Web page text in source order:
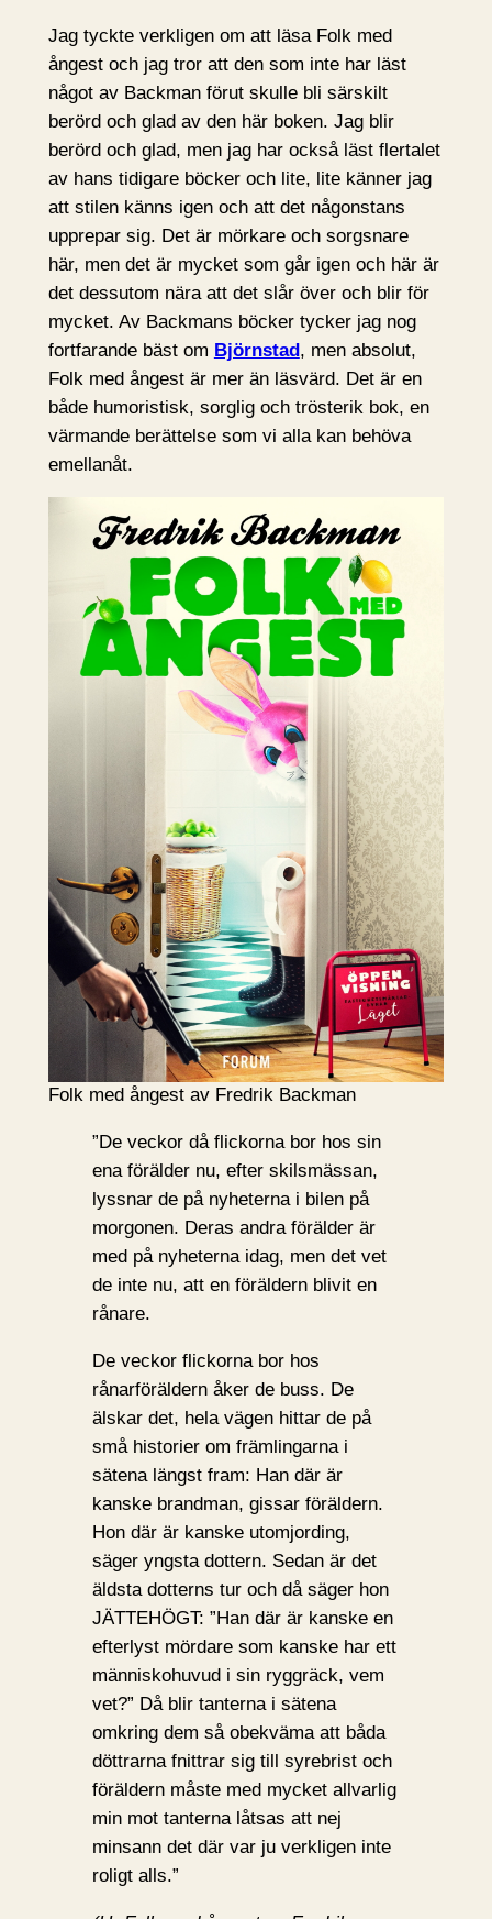
Jag tyckte verkligen om att läsa Folk med
ångest och jag tror att den som inte har läst
något av Backman förut skulle bli särskilt
berörd och glad av den här boken. Jag blir
berörd och glad, men jag har också läst flertalet
av hans tidigare böcker och lite, lite känner jag
att stilen känns igen och att det någonstans
upprepar sig. Det är mörkare och sorgsnare
här, men det är mycket som går igen och här är
det dessutom nära att det slår över och blir för
mycket. Av Backmans böcker tycker jag nog
fortfarande bäst om Björnstad, men absolut,
Folk med ångest är mer än läsvärd. Det är en
både humoristisk, sorglig och trösterik bok, en
värmande berättelse som vi alla kan behöva
emellanåt.
Folk med ångest av Fredrik Backman
”De veckor då flickorna bor hos sin
ena förälder nu, efter skilsmässan,
lyssnar de på nyheterna i bilen på
morgonen. Deras andra förälder är
med på nyheterna idag, men det vet
de inte nu, att en föräldern blivit en
rånare.
De veckor flickorna bor hos
rånarföräldern åker de buss. De
älskar det, hela vägen hittar de på
små historier om främlingarna i
sätena längst fram: Han där är
kanske brandman, gissar föräldern.
Hon där är kanske utomjording,
säger yngsta dottern. Sedan är det
äldsta dotterns tur och då säger hon
JÄTTEHÖGT: ”Han där är kanske en
efterlyst mördare som kanske har ett
människohuvud i sin ryggräck, vem
vet?” Då blir tanterna i sätena
omkring dem så obekväma att båda
döttrarna fnittrar sig till syrebrist och
föräldern måste med mycket allvarlig
min mot tanterna låtsas att nej
minsann det där var ju verkligen inte
roligt alls.”